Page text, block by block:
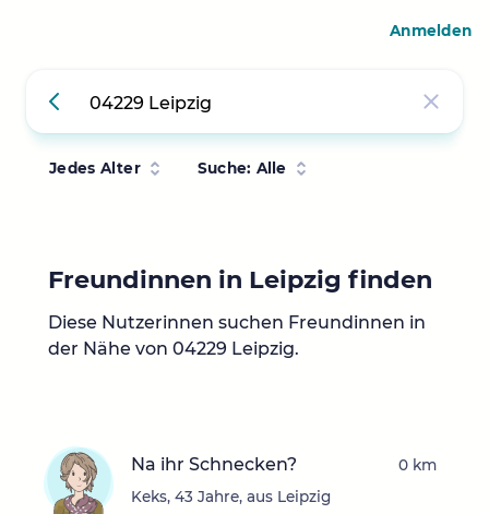
Jedes Alter Suche: Alle
Freundinnen in Leipzig finden
Diese Nutzerinnen suchen Freundinnen in
der Nähe von 04229 Leipzig.
Na ihr Schnecken?
Keks, 43 Jahre, aus Leipzig
0 km
Anmelden